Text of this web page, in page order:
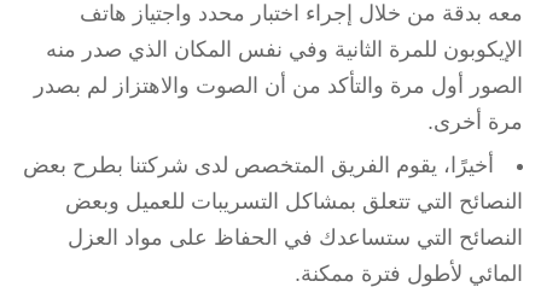
معه بدقة من خلال إجراء اختبار محدد واجتياز هاتف
الإيكوبون للمرة الثانية وفي نفس المكان الذي صدر منه
الصور أول مرة والتأكد من أن الصوت والاهتزاز لم بصدر
مرة أخرى.
أخيرًا، يقوم الفريق المتخصص لدى شركتنا بطرح بعض
النصائح التي تتعلق بمشاكل التسريبات للعميل وبعض
النصائح التي ستساعدك في الحفاظ على مواد العزل
المائي لأطول فترة ممكنة.